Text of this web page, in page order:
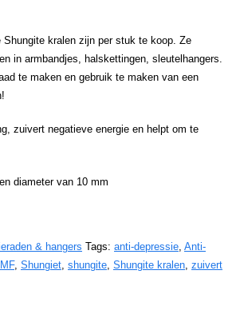
Shungite kralen zijn per stuk te koop. Ze
in armbandjes, halskettingen, sleutelhangers.
te maken en gebruik te maken van een
zuivert negatieve energie en helpt om te
diameter van 10 mm
& hangers Tags: anti-depressie, Anti-
, Shungiet, shungite, Shungite kralen, zuivert